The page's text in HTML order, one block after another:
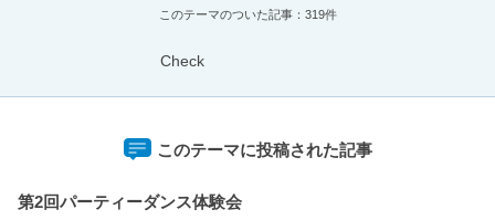
このテーマのついた記事：319件
Check
このテーマに投稿された記事
第2回パーティーダンス体験会